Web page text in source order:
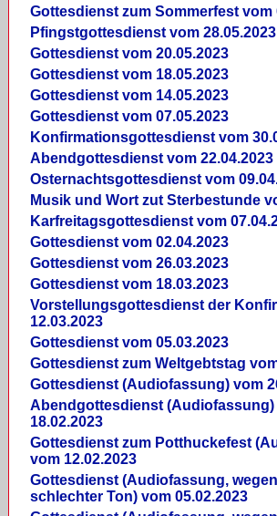
Gottesdienst zum Sommerfest vom
Pfingstgottesdienst vom 28.05.2023
Gottesdienst vom 20.05.2023
Gottesdienst vom 18.05.2023
Gottesdienst vom 14.05.2023
Gottesdienst vom 07.05.2023
Konfirmationsgottesdienst vom
Abendgottesdienst vom 22.04.2023
Osternachtsgottesdienst vom
Musik und Wort zut Sterbestunde
Karfreitagsgottesdienst vom
Gottesdienst vom 02.04.2023
Gottesdienst vom 26.03.2023
Gottesdienst vom 18.03.2023
Vorstellungsgottesdienst der
12.03.2023
Gottesdienst vom 05.03.2023
Gottesdienst zum Weltgebtstag
Gottesdienst (Audiofassung) vom
Abendgottesdienst (Audiofassung)
18.02.2023
Gottesdienst zum Potthuckefest
vom 12.02.2023
Gottesdienst (Audiofassung,
schlechter Ton) vom 05.02.2023